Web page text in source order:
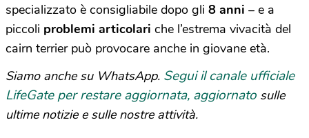
specializzato è consigliabile dopo gli 8 anni – e a
piccoli problemi articolari che l’estrema vivacità del
cairn terrier può provocare anche in giovane età.
Siamo anche su WhatsApp. Segui il canale ufficiale
LifeGate per restare aggiornata, aggiornato sulle
ultime notizie e sulle nostre attività.